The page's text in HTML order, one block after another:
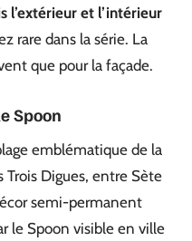
l’extérieur et l’intérieur
rare dans la série. La
que pour la façade.
Spoon
emblématique de la
Trois Digues, entre Sète
semi-permanent
le Spoon visible en ville